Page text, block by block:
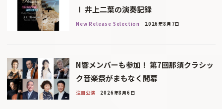
Ⅰ 井上二葉の演奏記録
New Release Selection 2026年8月7日
N響メンバーも参加！ 第7回那須クラシッ
ク音楽祭がまもなく開幕
注目公演 2026年8月6日